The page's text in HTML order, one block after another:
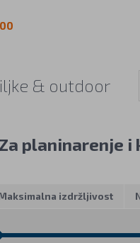
& outdoor
Za planinarenje i
izdržljivost